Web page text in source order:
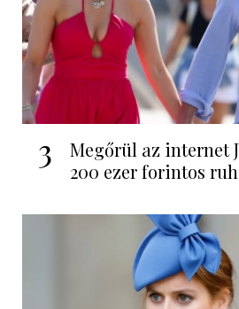
3
Megőrül az internet
200 ezer forintos